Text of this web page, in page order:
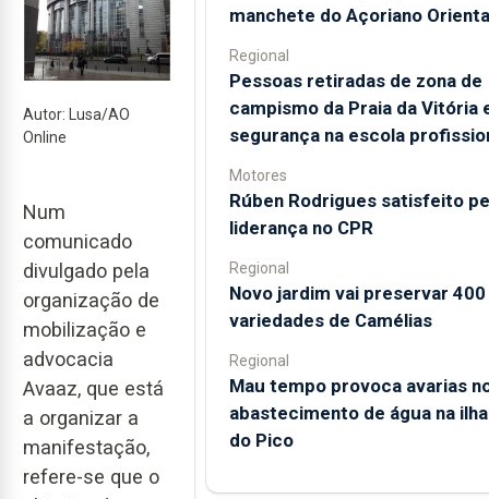
Autor: Lusa/AO
Online
Num
comunicado
divulgado pela
organização de
mobilização e
advocacia
Avaaz, que está
a organizar a
manifestação,
refere-se que o
manchete do Açoriano
Regional
Pessoas retiradas de zona de
campismo da Praia da Vitória
segurança na escola
Motores
Rúben Rodrigues satisfeito
liderança no CPR
Regional
Novo jardim vai preservar 400
variedades de Camélias
Regional
Mau tempo provoca avarias
abastecimento de água na ilha
do Pico